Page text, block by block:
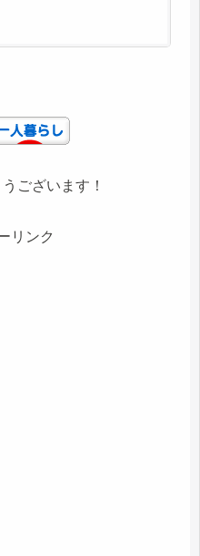
ございます！
リンク